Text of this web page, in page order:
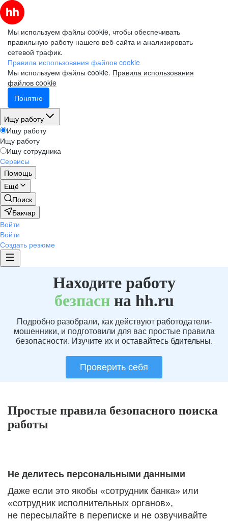
Мы используем файлы cookie, чтобы обеспечивать
правильную работу нашего веб-сайта и анализировать
сетевой трафик.
Правила использования файлов cookie
Мы используем файлы cookie. Правила использования
файлов cookie
Понятно
Ищу работу
Ищу работу
Ищу работу
Ищу сотрудника
Сервисы
Помощь
Ещё
Поиск
Бакчар
Войти
Войти
Создать резюме
Находите работу
безпаснна hh.ru
Подробно разобрали, как действуют работодатели-
мошенники, и подготовили для вас простые правила
безопасности. Изучите их и оставайтесь бдительны.
Проверить себя
Простые правила безопасного поиска
работы
Не делитесь персональными данными
Даже если это якобы «сотрудник банка» или
«сотрудник исполнительных органов»,
не пересылайте в переписке и не озвучивайте